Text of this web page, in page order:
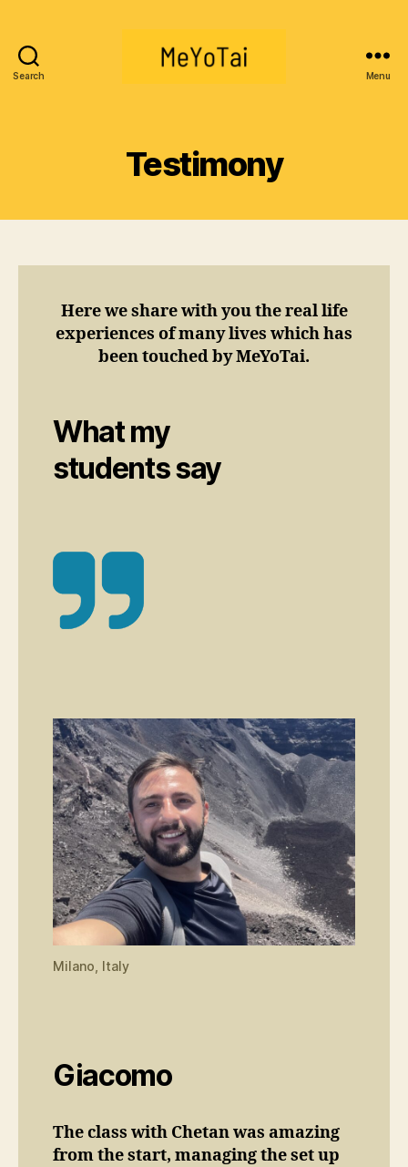
Search Menu
Testimony
Here we share with you the real life
experiences of many lives which has
been touched by MeYoTai.
What my
students say
Milano, Italy
Giacomo
The class with Chetan was amazing
from the start, managing the set up